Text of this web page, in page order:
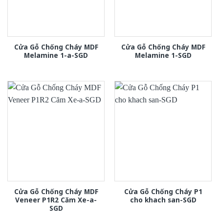
Cửa Gỗ Chống Cháy MDF
Melamine 1-a-SGD
Cửa Gỗ Chống Cháy MDF
Melamine 1-SGD
Cửa Gỗ Chống Cháy MDF
Veneer P1R2 Căm Xe-a-
SGD
Cửa Gỗ Chống Cháy P1
cho khach san-SGD